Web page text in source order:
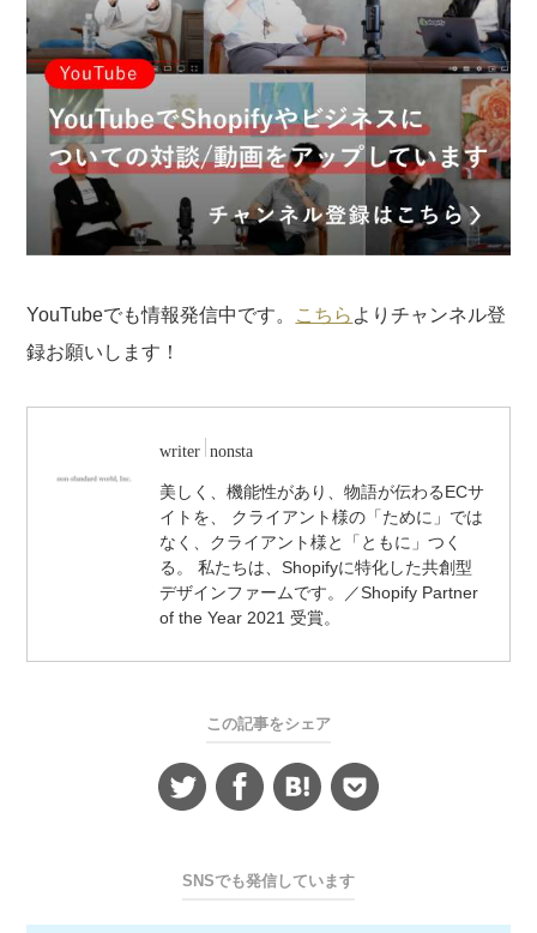
YouTubeでも情報発信中です。 こちら よりチャンネル登
録お願いします！
writer nonsta
美しく、機能性があり、物語が伝わるECサ
イトを、 クライアント様の「ために」では
なく、クライアント様と「ともに」つく
る。 私たちは、Shopifyに特化した共創型
デザインファームです。／Shopify Partner
of the Year 2021 受賞。
この記事をシェア
SNSでも発信しています